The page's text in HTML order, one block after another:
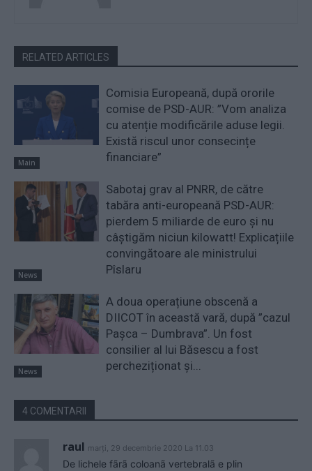
RELATED ARTICLES
Main
Comisia Europeană, după ororile
comise de PSD-AUR: ”Vom analiza
cu atenție modificările aduse legii.
Există riscul unor consecințe
financiare”
News
Sabotaj grav al PNRR, de către
tabăra anti-europeană PSD-AUR:
pierdem 5 miliarde de euro și nu
câștigăm niciun kilowatt! Explicațiile
convingătoare ale ministrului
Pîslaru
News
A doua operațiune obscenă a
DIICOT în această vară, după ”cazul
Pașca – Dumbrava”. Un fost
consilier al lui Băsescu a fost
percheziționat și...
4 COMENTARII
raul marți, 29 decembrie 2020 La 11.03
De lichele fãrã coloanã vertebralã e plin